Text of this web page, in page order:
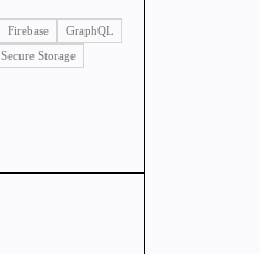
Firebase
GraphQL
Secure Storage